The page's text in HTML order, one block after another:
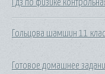
Гдз по физике
Гольцова шамшин 11
Готовое домашнее